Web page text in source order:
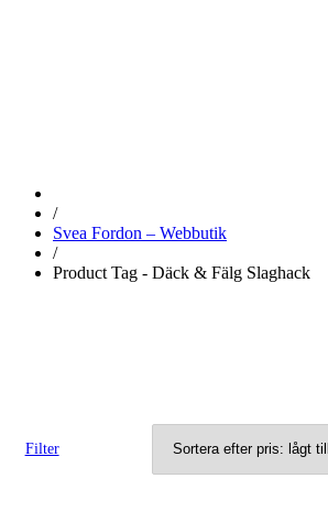
/
Svea Fordon – Webbutik
/
Product Tag - Däck & Fälg Slaghack
Filter